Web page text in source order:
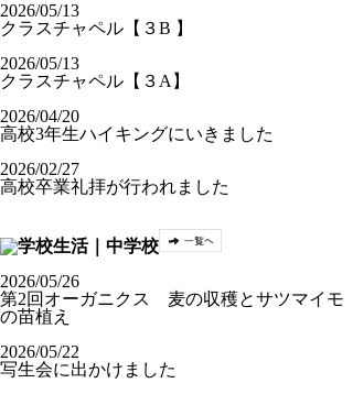
2026/05/13
クラスチャペル【３B 】
2026/05/13
クラスチャペル【３A】
2026/04/20
高校3年生ハイキングにいきました
2026/02/27
高校卒業礼拝が行われました
2026/05/26
第2回オーガニクス 麦の収穫とサツマイモ
の苗植え
2026/05/22
写生会に出かけました